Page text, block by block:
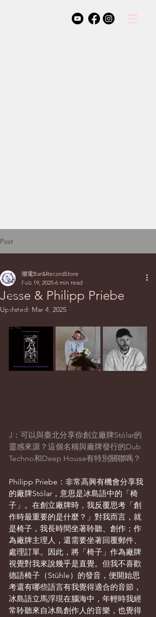
Post
All Posts
合作
Beatmatching
台電
Jesse & Philipp Priebe
潮電Bar&RecordStore
Feb 19, 2025 6 min read
Updated: Mar 4, 2025
J：可以與臺北分享你創立廠牌Stólar的
靈感來源？這個名稱與廠牌發行的Dub
Techno和Deep House有特別關聯嗎？
Philipp Priebe：非常高興有機會分享我
的廠牌Stólar，意思是冰島語中的「椅
子」。在創立廠牌時，我反覆思考「創
作時最重要的是什麼？」對我而言，就
是椅子，我長時間坐著聆聽、創作；作
為廠牌主理人，還需要坐著回覆郵件、
處理訂單。因此，將「椅子」作為廠牌
視覺對我來說幾乎是直覺。但我不喜歡
德語椅子（Stühle）的發音，便開始思
考還有哪些語言有我覺得適合的音節，
冰島語立馬浮現在腦海中，年輕時我經
常聆聽來自冰島創作人的音樂，也覺得